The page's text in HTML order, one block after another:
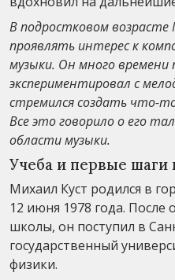
В подростковом возрасте
проявлять интерес к
музыки. Он много времени
экспериментировал с
стремился создать что-
Все это говорило о его
области музыки.
Учеба и первые шаги
Михаил Куст родился в
12 июня 1978 года. После
школы, он поступил в
государственный
физики.